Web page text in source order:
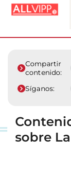
Compartir
contenido:
Síganos:
sobre